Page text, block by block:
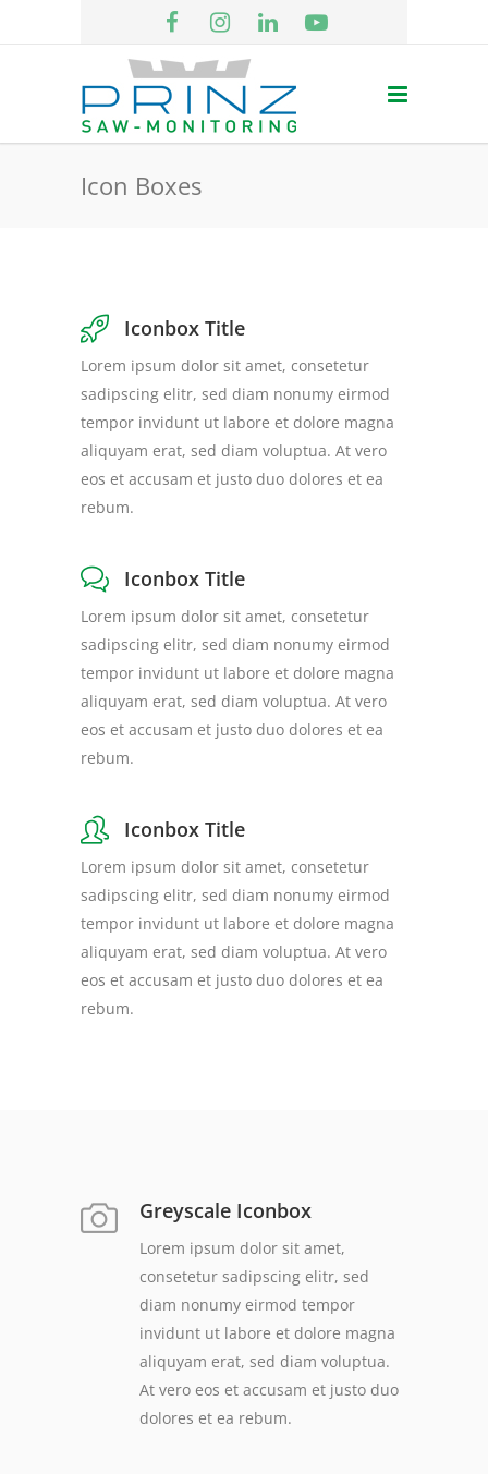
Icon Boxes
Iconbox Title
Lorem ipsum dolor sit amet, consetetur
sadipscing elitr, sed diam nonumy eirmod
tempor invidunt ut labore et dolore magna
aliquyam erat, sed diam voluptua. At vero
eos et accusam et justo duo dolores et ea
rebum.
Iconbox Title
Lorem ipsum dolor sit amet, consetetur
sadipscing elitr, sed diam nonumy eirmod
tempor invidunt ut labore et dolore magna
aliquyam erat, sed diam voluptua. At vero
eos et accusam et justo duo dolores et ea
rebum.
Iconbox Title
Lorem ipsum dolor sit amet, consetetur
sadipscing elitr, sed diam nonumy eirmod
tempor invidunt ut labore et dolore magna
aliquyam erat, sed diam voluptua. At vero
eos et accusam et justo duo dolores et ea
rebum.
Greyscale Iconbox
Lorem ipsum dolor sit amet,
consetetur sadipscing elitr, sed
diam nonumy eirmod tempor
invidunt ut labore et dolore magna
aliquyam erat, sed diam voluptua.
At vero eos et accusam et justo duo
dolores et ea rebum.